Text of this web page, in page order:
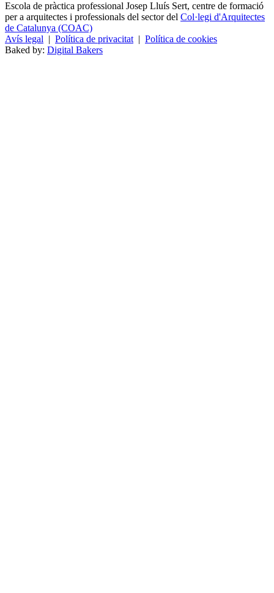
Escola de pràctica professional Josep Lluís Sert, centre de formació
per a arquitectes i professionals del sector del Col·legi d'Arquitectes
de Catalunya (COAC)
Avís legal | Política de privacitat | Política de cookies
Baked by: Digital Bakers